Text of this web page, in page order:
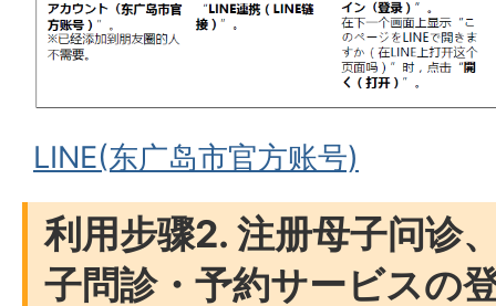
LINE(东广岛市官方账号)
利用步骤2. 注册母子问诊
子問診・予約サービスの